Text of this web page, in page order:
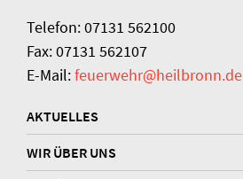
Telefon: 07131 562100
Fax: 07131 562107
E-Mail:feuerwehr@heilbronn.de
AKTUELLES
WIR ÜBER UNS